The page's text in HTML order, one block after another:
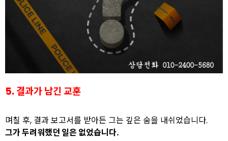
5. 결과가 남긴 교훈
며칠 후, 결과 보고서를 받아든 그는 깊은 숨을 내쉬었습니다.
그가 두려워했던 일은 없었습니다.